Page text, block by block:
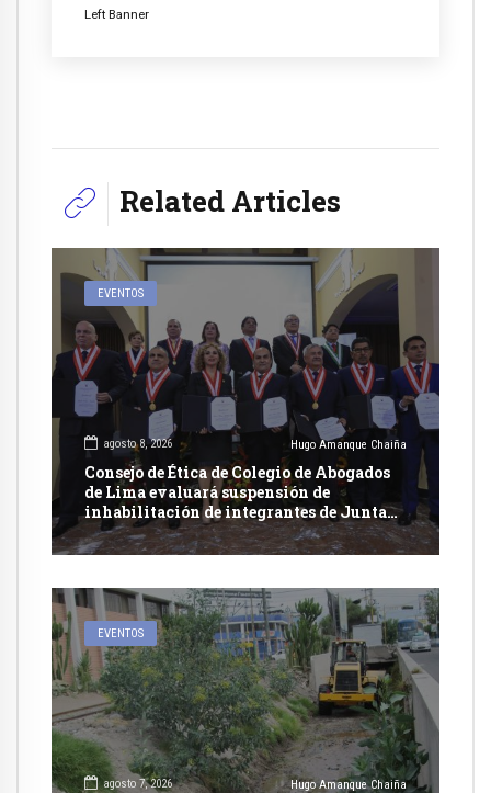
Left Banner
Related Articles
EVENTOS
agosto 8, 2026 Hugo Amanque Chaiña
Consejo de Ética de Colegio de Abogados
de Lima evaluará suspensión de
inhabilitación de integrantes de Junta
Nacional de Justicia
EVENTOS
agosto 7, 2026 Hugo Amanque Chaiña